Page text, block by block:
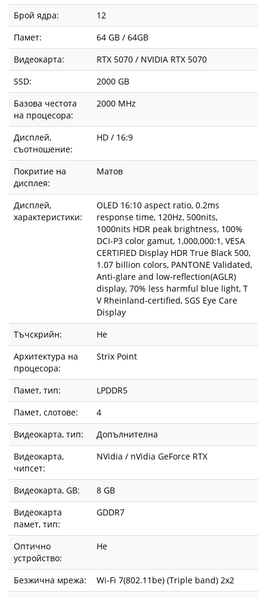
Брой ядра:
12
Памет:
64 GB / 64GB
Видеокарта:
RTX 5070 / NVIDIA RTX 5070
SSD:
2000 GB
Базова честота
на процесора:
2000 MHz
Дисплей,
съотношение:
HD / 16:9
Покритие на
дисплея:
Матов
Дисплей,
характеристики:
OLED 16:10 aspect ratio, 0.2ms
response time, 120Hz, 500nits,
1000nits HDR peak brightness, 100%
DCI-P3 color gamut, 1,000,000:1, VESA
CERTIFIED Display HDR True Black 500,
1.07 billion colors, PANTONE Validated,
Anti-glare and low-reflection(AGLR)
display, 70% less harmful blue light, T
V Rheinland-certified, SGS Eye Care
Display
Тъчскрийн:
Не
Архитектура на
процесора:
Strix Point
Памет, тип:
LPDDR5
Памет, слотове:
4
Видеокарта, тип:
Допълнителна
Видеокарта,
чипсет:
NVidia / nVidia GeForce RTX
Видеокарта, GВ:
8 GB
Видеокарта
памет, тип:
GDDR7
Оптично
устройство:
Не
Безжична мрежа:
Wi-Fi 7(802.11be) (Triple band) 2x2